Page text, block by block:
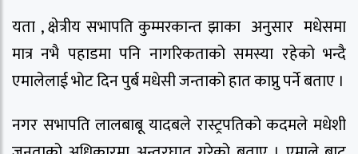
यता , क्षेत्रीय सभापति कुम्मरकान्त झाका अनुसार मधेसमा
मात्र नभै पहाडमा पनि नागरिकताको समस्या रहेको भन्दै
एमालेलाई भोट दिन पुर्ब मधेसी जन्ताको हात काप्नु पर्ने बताए ।
नगर सभापति लालबाबू यादबले रास्ट्रपतिको कदमले मधेशी